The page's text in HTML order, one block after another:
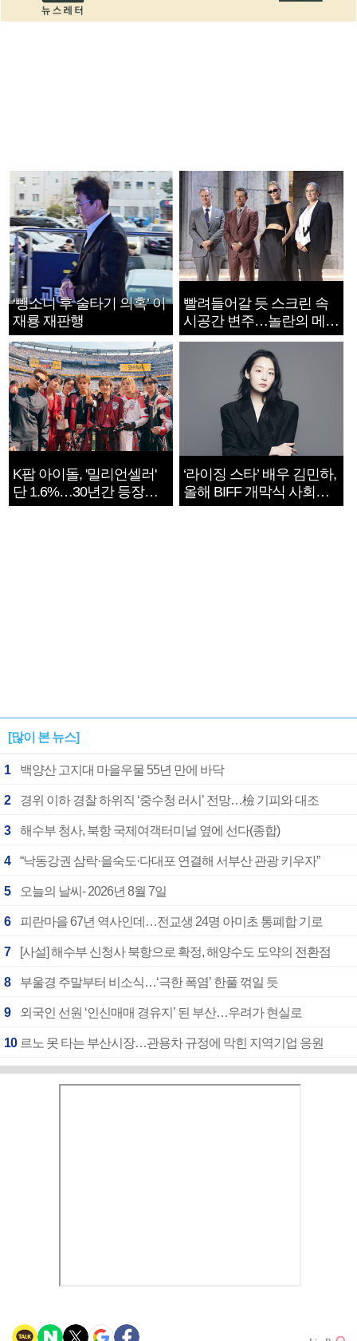
‘뺑소니 후 술타기 의혹’ 이
재룡 재판행
빨려들어갈 듯 스크린 속
시공간 변주…놀란의 메시
지는 ‘전쟁 속죄’
K팝 아이돌, '밀리언셀러'
단 1.6%…30년간 등장
1182개팀 전수조사
‘라이징 스타’ 배우 김민하,
올해 BIFF 개막식 사회자
확정
[많이 본 뉴스]
1 백양산 고지대 마을우물 55년 만에 바닥
2 경위 이하 경찰 하위직 ‘중수청 러시’ 전망…檢 기피와 대조
3 해수부 청사, 북항 국제여객터미널 옆에 선다(종합)
4 “낙동강권 삼락·을숙도·다대포 연결해 서부산 관광 키우자”
5 오늘의 날씨- 2026년 8월 7일
6 피란마을 67년 역사인데…전교생 24명 아미초 통폐합 기로
7 [사설] 해수부 신청사 북항으로 확정, 해양수도 도약의 전환점
8 부울경 주말부터 비소식…‘극한 폭염’ 한풀 꺾일 듯
9 외국인 선원 ‘인신매매 경유지’ 된 부산…우려가 현실로
10 르노 못 타는 부산시장…관용차 규정에 막힌 지역기업 응원